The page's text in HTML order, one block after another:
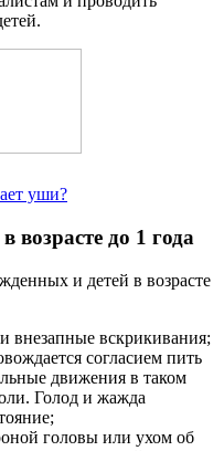
уши?
возрасте до 1 года
и детей в возрасте
внезапные вскрикивания;
согласием пить
движения в таком
Голод и жажда
головы или ухом об